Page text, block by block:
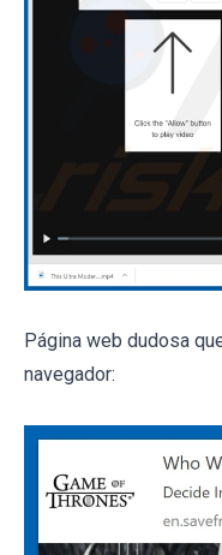
Página web dudosa
navegador: